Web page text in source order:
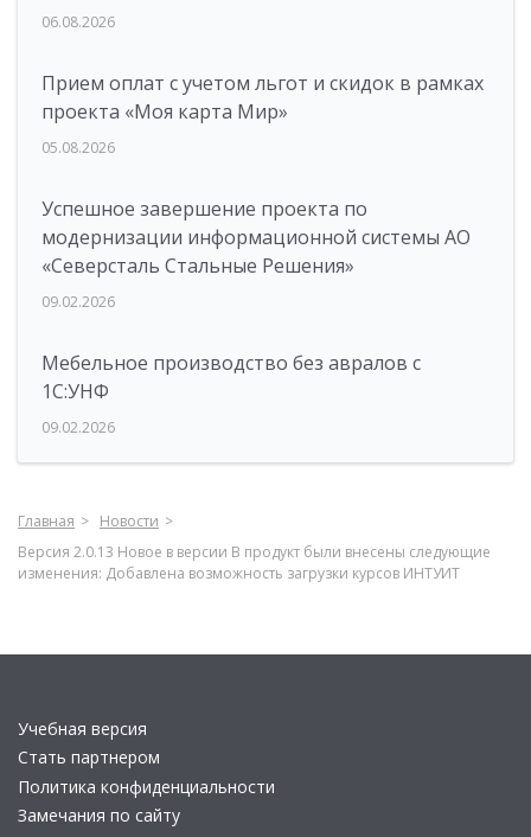
06.08.2026
Прием оплат с учетом льгот и скидок в рамках
проекта «Моя карта Мир»
05.08.2026
Успешное завершение проекта по
модернизации информационной системы АО
«Северсталь Стальные Решения»
09.02.2026
Мебельное производство без авралов с
1С:УНФ
09.02.2026
Главная
Новости
Версия 2.0.13 Новое в версии В продукт были внесены следующие
изменения: Добавлена возможность загрузки курсов ИНТУИТ
Учебная версия
Стать партнером
Политика конфиденциальности
Замечания по сайту